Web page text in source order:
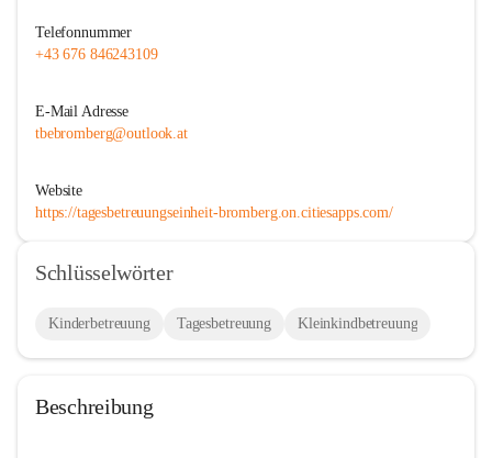
Telefonnummer
+43 676 846243109
E-Mail Adresse
tbebromberg@outlook.at
Website
https://tagesbetreuungseinheit-bromberg.on.citiesapps.com/
Schlüsselwörter
Kinderbetreuung Tagesbetreuung Kleinkindbetreuung
Beschreibung